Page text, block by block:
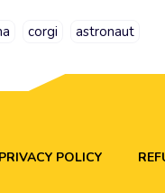
corgi astronaut
PRIVACY POLICY